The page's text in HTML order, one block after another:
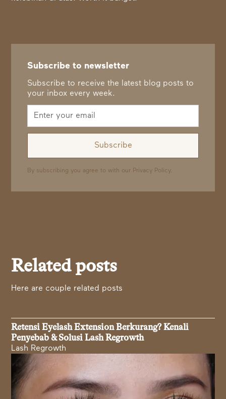
Subscribe to newsletter
Subscribe to receive the latest blog posts to
your inbox every week.
By subscribing you agree to with our Privacy Policy.
Related posts
Here are couple related posts
Retensi Eyelash Extension Berkurang? Kenali
Penyebab & Solusi Lash Regrowth
Lash Regrowth